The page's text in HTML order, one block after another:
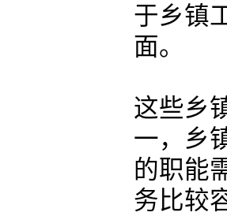
于乡镇
面。
这些乡
一，乡
的职能
务比较